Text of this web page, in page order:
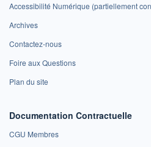
Accessibilité Numérique (partiellement
Archives
Contactez-nous
Foire aux Questions
Plan du site
Documentation Contractuelle
CGU Membres